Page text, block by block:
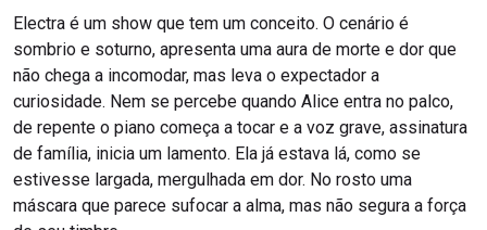
Electra é um show que tem um conceito. O cenário é
sombrio e soturno, apresenta uma aura de morte e dor que
não chega a incomodar, mas leva o expectador a
curiosidade. Nem se percebe quando Alice entra no palco,
de repente o piano começa a tocar e a voz grave, assinatura
de família, inicia um lamento. Ela já estava lá, como se
estivesse largada, mergulhada em dor. No rosto uma
máscara que parece sufocar a alma, mas não segura a força